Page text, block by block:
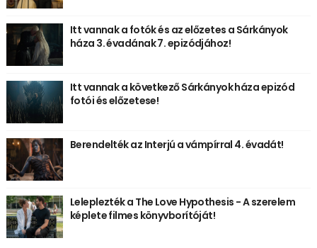
Itt vannak a fotók és az előzetes a Sárkányok
háza 3. évadának 7. epizódjához!
Itt vannak a következő Sárkányok háza epizód
fotói és előzetese!
Berendelték az Interjú a vámpírral 4. évadát!
Leleplezték a The Love Hypothesis - A szerelem
képlete filmes könyvborítóját!